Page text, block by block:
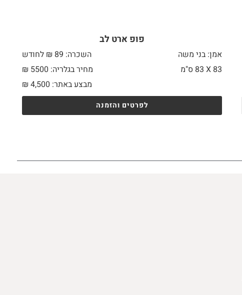
פופ ארט לב
אמן: בני משה
השכרה: 89 ₪ לחודש
83 X
מחיר בגלריה: 5500 ₪
מבצע באתר:
₪ 4,500
לפרטים והזמנה